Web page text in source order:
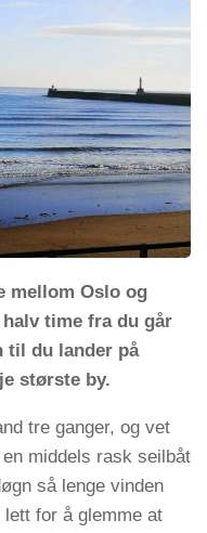
mellom Oslo og
time fra du går
til du lander på
største by.
tre ganger, og vet
middels rask seilbåt
så lenge vinden
for å glemme at